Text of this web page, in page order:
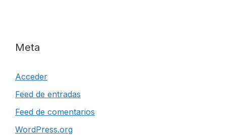
Meta
Acceder
Feed de entradas
Feed de comentarios
WordPress.org